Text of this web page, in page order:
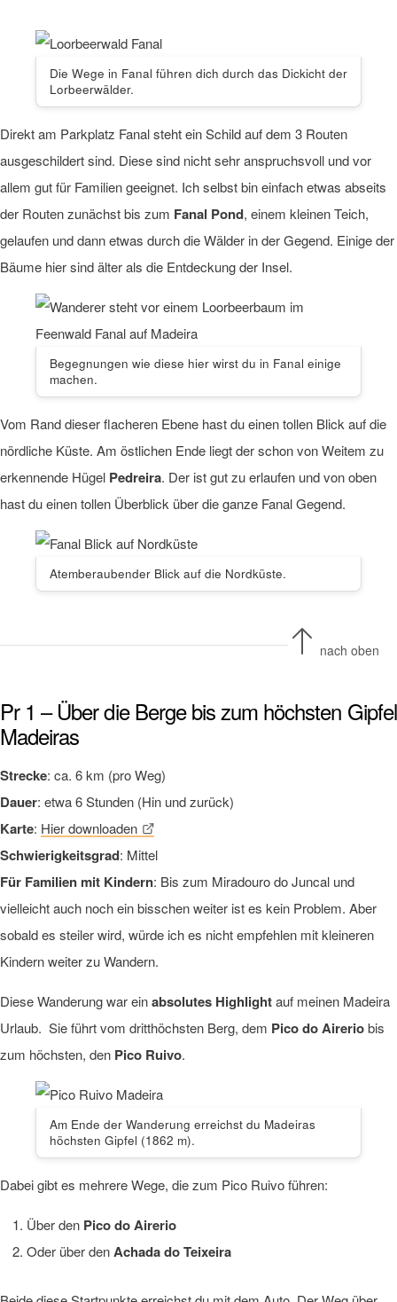
Die Wege in Fanal führen dich durch das Dickicht der
Lorbeerwälder.
Direkt am Parkplatz Fanal steht ein Schild auf dem 3 Routen
ausgeschildert sind. Diese sind nicht sehr anspruchsvoll und vor
allem gut für Familien geeignet. Ich selbst bin einfach etwas abseits
der Routen zunächst bis zum Fanal Pond, einem kleinen Teich,
gelaufen und dann etwas durch die Wälder in der Gegend. Einige der
Bäume hier sind älter als die Entdeckung der Insel.
Begegnungen wie diese hier wirst du in Fanal einige
machen.
Vom Rand dieser flacheren Ebene hast du einen tollen Blick auf die
nördliche Küste. Am östlichen Ende liegt der schon von Weitem zu
erkennende Hügel Pedreira. Der ist gut zu erlaufen und von oben
hast du einen tollen Überblick über die ganze Fanal Gegend.
Atemberaubender Blick auf die Nordküste.
nach oben
Pr 1 – Über die Berge bis zum höchsten Gipfel
Madeiras
Strecke: ca. 6 km (pro Weg)
Dauer: etwa 6 Stunden (Hin und zurück)
Karte: Hier downloaden
Schwierigkeitsgrad: Mittel
Für Familien mit Kindern: Bis zum Miradouro do Juncal und
vielleicht auch noch ein bisschen weiter ist es kein Problem. Aber
sobald es steiler wird, würde ich es nicht empfehlen mit kleineren
Kindern weiter zu Wandern.
Diese Wanderung war einabsolutes Highlightauf meinen Madeira
Urlaub. Sie führt vom dritthöchsten Berg, dem Pico do Aireriobis
zum höchsten, den Pico Ruivo.
Am Ende der Wanderung erreichst du Madeiras
höchsten Gipfel (1862 m).
Dabei gibt es mehrere Wege, die zum Pico Ruivo führen:
Über den Pico do Airerio
Oder über denAchada do Teixeira